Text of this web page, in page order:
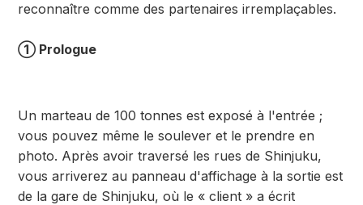
reconnaître comme des partenaires irremplaçables.
① Prologue
Un marteau de 100 tonnes est exposé à l'entrée ;
vous pouvez même le soulever et le prendre en
photo. Après avoir traversé les rues de Shinjuku,
vous arriverez au panneau d'affichage à la sortie est
de la gare de Shinjuku, où le « client » a écrit